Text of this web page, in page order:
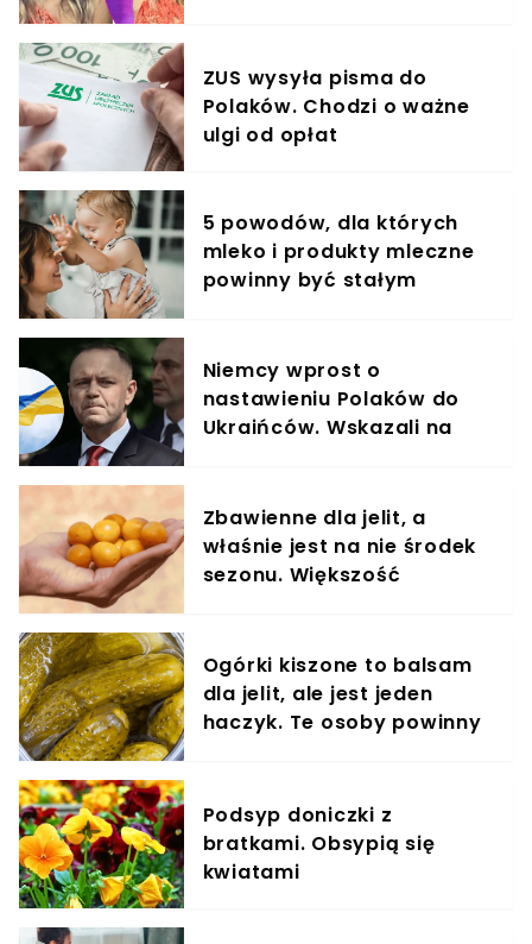
ZUS wysyła pisma do
Polaków. Chodzi o ważne
ulgi od opłat
5 powodów, dla których
mleko i produkty mleczne
powinny być stałym
Niemcy wprost o
nastawieniu Polaków do
Ukraińców. Wskazali na
Zbawienne dla jelit, a
właśnie jest na nie środek
sezonu. Większość
Ogórki kiszone to balsam
dla jelit, ale jest jeden
haczyk. Te osoby powinny
Podsyp doniczki z
bratkami. Obsypią się
kwiatami